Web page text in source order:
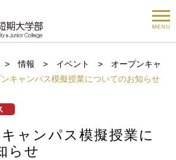
>情報 > イベント > オープンキャ
キャンパス模擬授業についてのお知らせ
ャンパス模擬授業に
らせ